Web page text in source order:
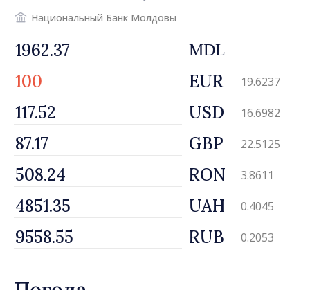
Национальный Банк Молдовы
MDL
EUR 19.6237
USD 16.6982
GBP 22.5125
RON 3.8611
UAH 0.4045
RUB 0.2053